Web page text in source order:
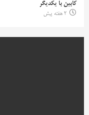
کابین با یکدیگر
2 هفته پیش